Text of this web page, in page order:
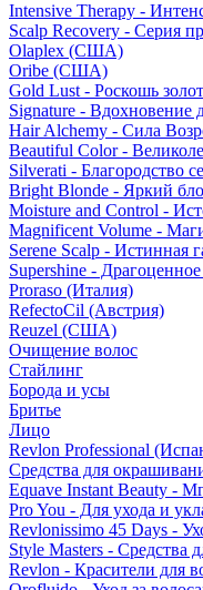
Intensive Therapy -
Scalp Recovery - Серия
Olaplex (США)
Oribe (США)
Gold Lust - Роскошь
Signature - Вдохновение
Hair Alchemy - Сила
Beautiful Color -
Silverati - Благородство
Bright Blonde - Яркий
Moisture and Control -
Magnificent Volume -
Serene Scalp - Истинная
Supershine -
Proraso (Италия)
RefectoCil (Австрия)
Reuzel (США)
Очищение волос
Стайлинг
Борода и усы
Бритье
Лицо
Revlon Professional
Средства для
Equave Instant Beauty -
Pro You - Для ухода и
Revlonissimo 45 Days -
Style Masters - Средства
Revlon - Красители для